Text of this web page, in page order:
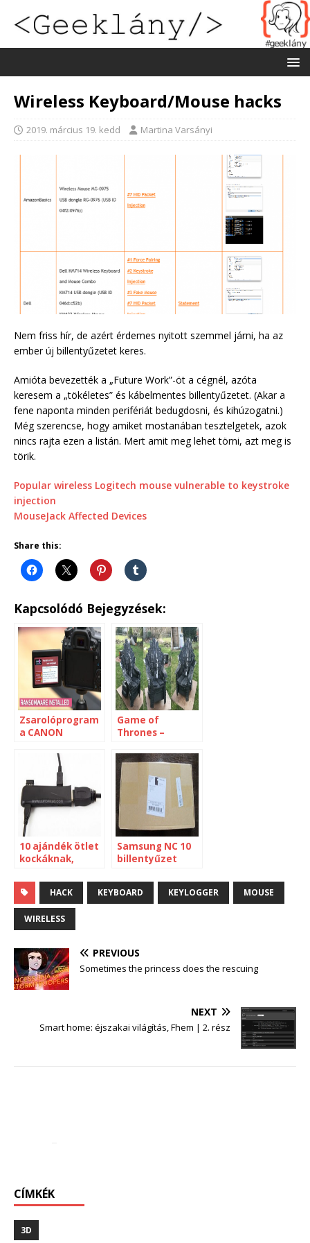
Wireless Keyboard/Mouse hacks
2019. március 19. kedd Martina Varsányi
Nem friss hír, de azért érdemes nyitott szemmel járni, ha az
ember új billentyűzetet keres.
Amióta bevezették a „Future Work”-öt a cégnél, azóta
keresem a „tökéletes” és kábelmentes billentyűzetet. (Akar a
fene naponta minden perifériát bedugdosni, és kihúzogatni.)
Még szerencse, hogy amiket mostanában tesztelgetek, azok
nincs rajta ezen a listán. Mert amit meg lehet törni, azt meg is
törik.
Popular wireless Logitech mouse vulnerable to keystroke
injection
MouseJack Affected Devices
Share this:
Kapcsolódó Bejegyzések:
Zsarolóprogram
a CANON
Game of
Thrones –
10 ajándék ötlet
kockáknak,
mindenük
megvan
[archívum]
Samsung NC 10
billentyűzet
HACK KEYBOARD KEYLOGGER MOUSE
WIRELESS
PREVIOUS
Sometimes the princess does the rescuing
NEXT
Smart home: éjszakai világítás, Fhem | 2. rész
CÍMKÉK
3D